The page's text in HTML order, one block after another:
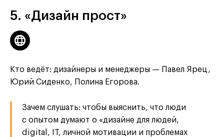
5. «Дизайн прост»
Кто ведёт: дизайнеры и менеджеры — Павел Ярец,
Юрий Сиденко, Полина Егорова.
Зачем слушать: чтобы выяснить, что люди
с опытом думают о «дизайне для людей,
digital, IT, личной мотивации и проблемах